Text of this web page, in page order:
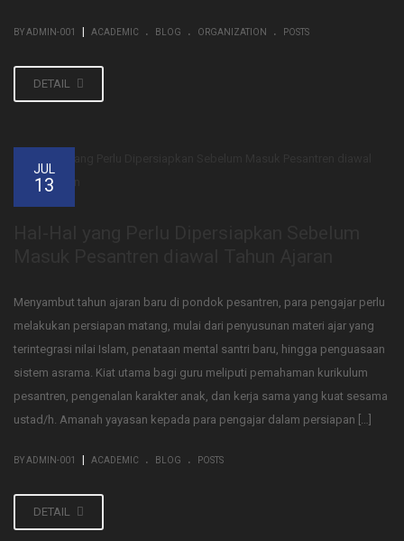
BY ADMIN-001 | ACADEMIC . BLOG . ORGANIZATION . POSTS
DETAIL
JUL
13
Menyambut tahun ajaran baru di pondok pesantren, para pengajar perlu
melakukan persiapan matang, mulai dari penyusunan materi ajar yang
terintegrasi nilai Islam, penataan mental santri baru, hingga penguasaan
sistem asrama. Kiat utama bagi guru meliputi pemahaman kurikulum
pesantren, pengenalan karakter anak, dan kerja sama yang kuat sesama
ustad/h. Amanah yayasan kepada para pengajar dalam persiapan […]
BY ADMIN-001 | ACADEMIC . BLOG . POSTS
DETAIL